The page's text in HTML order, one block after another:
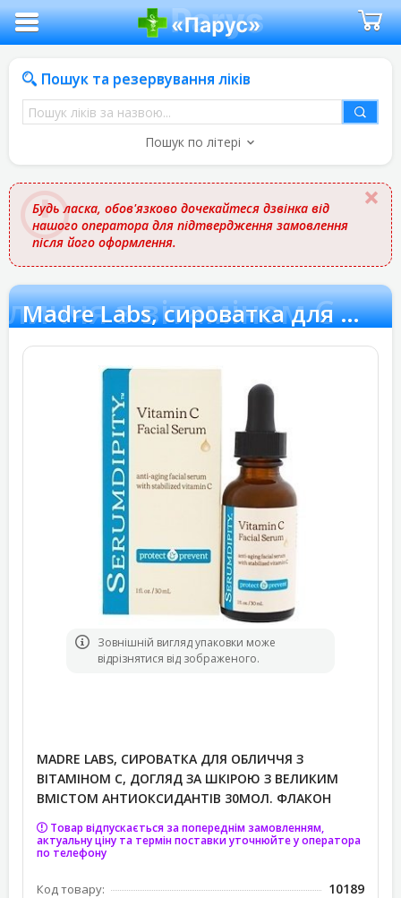
Пошук та резервування ліків
Пошук
ліків
назвою
Пошук по літері
Будь ласка, обов'язково дочекайтеся дзвінка від
нашого оператора для підтвердження замовлення
після його оформлення.
з вітаміном CMadre Labs, сироватка для обличчя з вітаміном C
Зовнішній вигляд упаковки може
відрізнятися від зображеного.
MADRE LABS, СИРОВАТКА ДЛЯ ОБЛИЧЧЯ З
ВІТАМІНОМ C, ДОГЛЯД ЗА ШКІРОЮ З ВЕЛИКИМ
ВМІСТОМ АНТИОКСИДАНТІВ 30МОЛ. ФЛАКОН
Товар відпускається за попереднім замовленням,
актуальну ціну та термін поставки уточнюйте у оператора
по телефону
Код товару: 10189